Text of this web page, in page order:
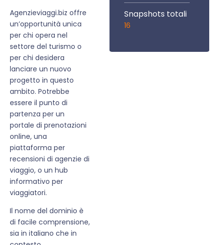
Agenzieviaggi.biz offre
un’opportunità unica
per chi opera nel
settore del turismo o
per chi desidera
lanciare un nuovo
progetto in questo
ambito. Potrebbe
essere il punto di
partenza per un
portale di prenotazioni
online, una
piattaforma per
recensioni di agenzie di
viaggio, o un hub
informativo per
viaggiatori.
Il nome del dominio è
di facile comprensione,
sia in italiano che in
Snapshots totali
16